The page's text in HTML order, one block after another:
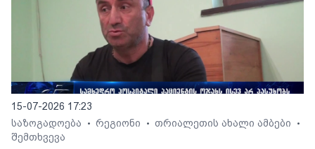
15-07-2026 17:23
საზოგადოება
• რეგიონი • თრიალეთის ახალი ამბები •
შემთხვევა